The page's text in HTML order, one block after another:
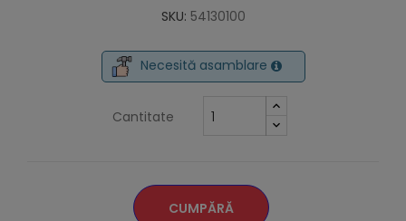
SKU: 54130100
Necesită asamblare
Cantitate
CUMPĂRĂ